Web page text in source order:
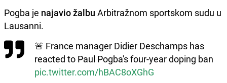
Pogba je najavio žalbu Arbitražnom sportskom sudu u
Lausanni.
🚨 France manager Didier Deschamps has
reacted to Paul Pogba's four-year doping ban
pic.twitter.com/hBAC8oXGhG